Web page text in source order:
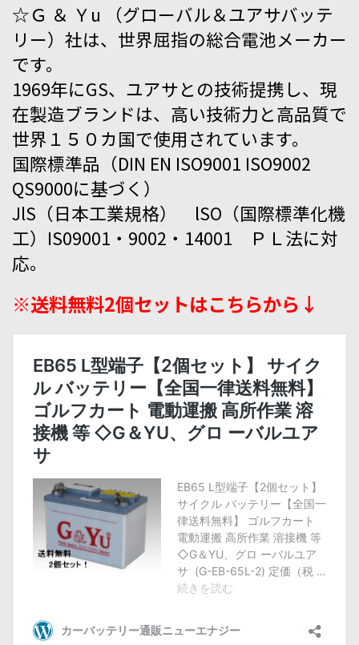
☆Ｇ ＆ Ｙu （グローバル＆ユアサバッテ
リー）社は、世界屈指の総合電池メーカー
です。
1969年にGS、ユアサとの技術提携し、現
在製造ブランドは、高い技術力と高品質で
世界１５０カ国で使用されています。
国際標準品（DIN EN ISO9001 ISO9002
QS9000に基づく）
JlS（日本工業規格） lSO（国際標準化機
工）IS09001・9002・14001 ＰＬ法に対
応。
※送料無料2個セットはこちらから↓